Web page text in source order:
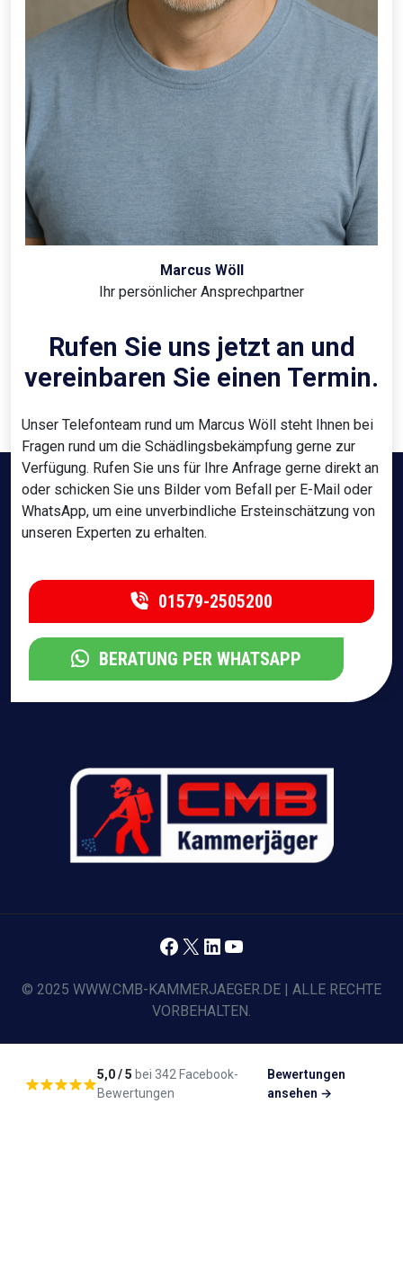
Marcus Wöll
Ihr persönlicher Ansprechpartner
Rufen Sie uns jetzt an und
vereinbaren Sie einen Termin.
Unser Telefonteam rund um Marcus Wöll steht Ihnen bei
Fragen rund um die Schädlingsbekämpfung gerne zur
Verfügung. Rufen Sie uns für Ihre Anfrage gerne direkt an
oder schicken Sie uns Bilder vom Befall per E-Mail oder
WhatsApp, um eine unverbindliche Ersteinschätzung von
unseren Experten zu erhalten.
01579-2505200
BERATUNG PER WHATSAPP
© 2025 WWW.CMB-KAMMERJAEGER.DE | ALLE RECHTE
VORBEHALTEN.
Facebook
X LinkedIn
YouTube
5,0 / 5 bei 342 Facebook-
Bewertungen
Bewertungen
ansehen →